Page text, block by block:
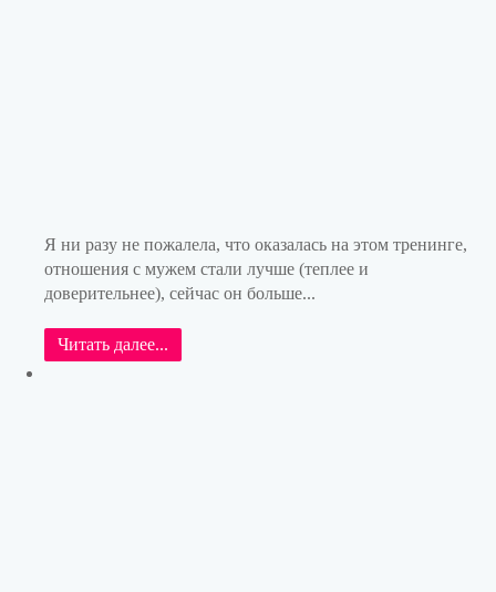
Я ни разу не пожалела, что оказалась на этом тренинге,
отношения с мужем стали лучше (теплее и
доверительнее), сейчас он больше...
Читать далее...